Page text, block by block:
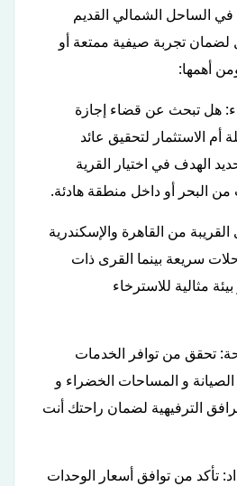
في الساحل الشمالي القديم
تجربة صيفية ممتعة أو
أهمها:
هل تبحث عن قضاء إجازة
أم الاستثمار لتحقيق عائد
الهدف في اختيار القرية
من البحر أو داخل منطقة هادئة.
من القاهرة والإسكندرية
سريعة بينما القرى ذات
مثالية للاسترخاء
تحقق من توافر الخدمات
و المساحات الخضراء و
الترفيهية لضمان راحتك أنت
تأكد من توافق أسعار الوحدات